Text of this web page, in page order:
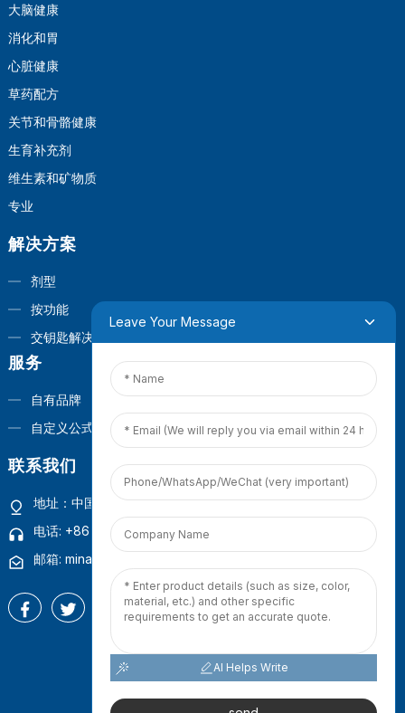
大脑健康
消化和胃
心脏健康
草药配方
关节和骨骼健康
生育补充剂
维生素和矿物质
专业
解决方案
剂型
按功能
交钥匙解决方案
服务
自有品牌
自定义公式
联系我们
地址：中国福建省厦门市观音山商业营运中心1号楼4楼
电话: +86 18965423693
邮箱: mina.cao@foxmail.com
版权所有 © 2025 百得宝（厦门）有限公司
Leave Your Message
AI Helps Write